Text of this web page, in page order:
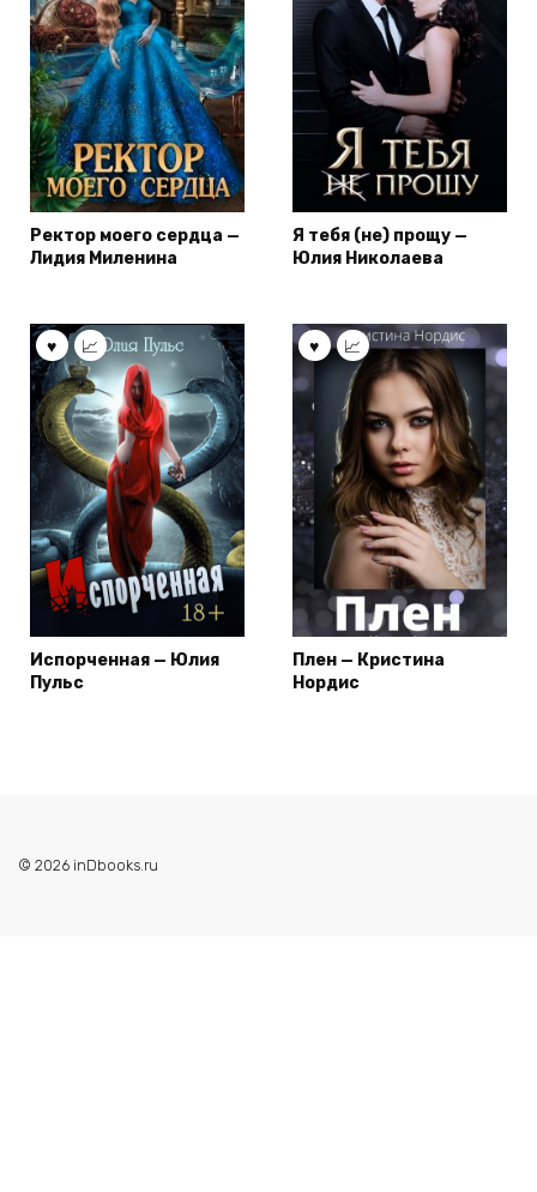
Ректор моего сердца —
Лидия Миленина
Я тебя (не) прощу —
Юлия Николаева
Испорченная — Юлия
Пульс
Плен — Кристина
Нордис
© 2026 inDbooks.ru